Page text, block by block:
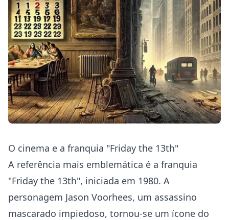
O cinema e a franquia "Friday the 13th"
A referência mais emblemática é a franquia
"Friday the 13th", iniciada em 1980. A
personagem Jason Voorhees, um assassino
mascarado impiedoso, tornou-se um ícone do